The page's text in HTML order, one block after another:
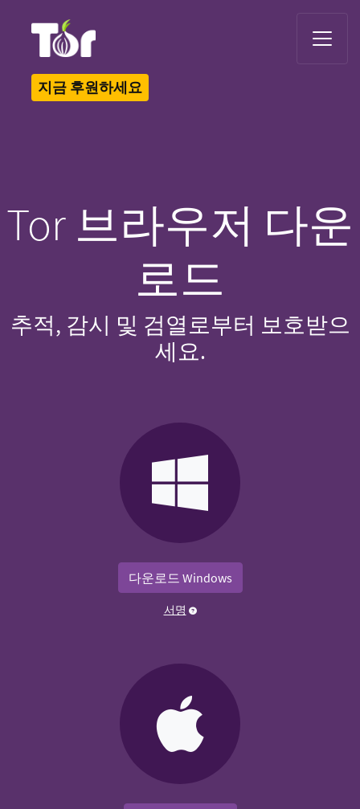
지금 후원하세요
Tor 브라우저 다운
로드
추적, 감시 및 검열로부터 보호받으
세요.
다운로드 Windows
서명